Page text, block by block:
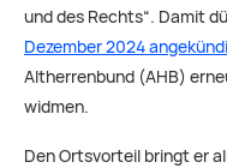
und des Rechts“. Damit
Dezember 2024
Altherrenbund (AHB)
widmen.
Den Ortsvorteil bringt er